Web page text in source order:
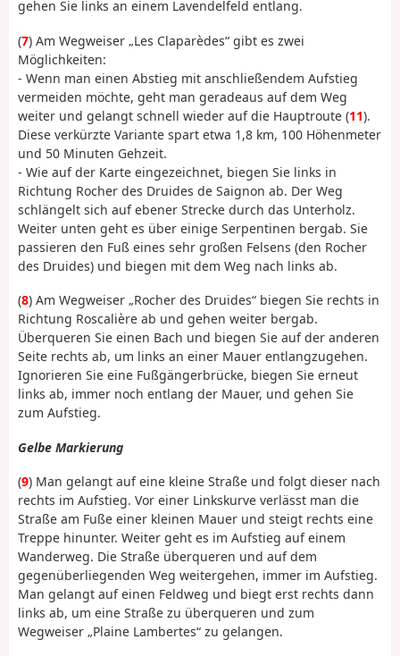
gehen Sie links an einem Lavendelfeld entlang.
(7) Am Wegweiser „Les Claparèdes“ gibt es zwei
Möglichkeiten:
- Wenn man einen Abstieg mit anschließendem Aufstieg
vermeiden möchte, geht man geradeaus auf dem Weg
weiter und gelangt schnell wieder auf die Hauptroute (11).
Diese verkürzte Variante spart etwa 1,8 km, 100 Höhenmeter
und 50 Minuten Gehzeit.
- Wie auf der Karte eingezeichnet, biegen Sie links in
Richtung Rocher des Druides de Saignon ab. Der Weg
schlängelt sich auf ebener Strecke durch das Unterholz.
Weiter unten geht es über einige Serpentinen bergab. Sie
passieren den Fuß eines sehr großen Felsens (den Rocher
des Druides) und biegen mit dem Weg nach links ab.
(8) Am Wegweiser „Rocher des Druides“ biegen Sie rechts in
Richtung Roscalière ab und gehen weiter bergab.
Überqueren Sie einen Bach und biegen Sie auf der anderen
Seite rechts ab, um links an einer Mauer entlangzugehen.
Ignorieren Sie eine Fußgängerbrücke, biegen Sie erneut
links ab, immer noch entlang der Mauer, und gehen Sie
zum Aufstieg.
Gelbe Markierung
(9) Man gelangt auf eine kleine Straße und folgt dieser nach
rechts im Aufstieg. Vor einer Linkskurve verlässt man die
Straße am Fuße einer kleinen Mauer und steigt rechts eine
Treppe hinunter. Weiter geht es im Aufstieg auf einem
Wanderweg. Die Straße überqueren und auf dem
gegenüberliegenden Weg weitergehen, immer im Aufstieg.
Man gelangt auf einen Feldweg und biegt erst rechts dann
links ab, um eine Straße zu überqueren und zum
Wegweiser „Plaine Lambertes“ zu gelangen.